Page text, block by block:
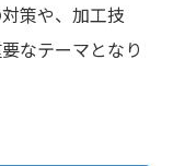
策や、加工技
なテーマとなり